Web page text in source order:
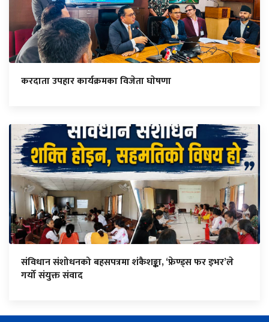
करदाता उपहार कार्यक्रमका विजेता घाेषणा
संविधान संशोधनको बहसपत्रमा शंकैशङ्का, ‘फ्रेण्ड्स फर इभर’ले
गर्यो संयुक्त संवाद